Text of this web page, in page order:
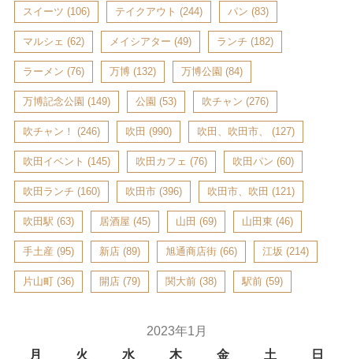
スイーツ (106) テイクアウト (244) パン (83)
マルシェ (62) メイシアター (49) ランチ (182)
ラーメン (76) 万博 (132) 万博公園 (84)
万博記念公園 (149) 公園 (53) 吹チャン (276)
吹チャン！ (246) 吹田 (990) 吹田、吹田市、 (127)
吹田イベント (145) 吹田カフェ (76) 吹田パン (60)
吹田ランチ (160) 吹田市 (396) 吹田市、吹田 (121)
吹田駅 (63) 居酒屋 (45) 山田 (69) 山田東 (46)
手土産 (95) 新店 (89) 旭通商店街 (66) 江坂 (214)
片山町 (36) 開店 (79) 関大前 (38) 駅前 (59)
2023年1月
月
火 水 木 金 土
日